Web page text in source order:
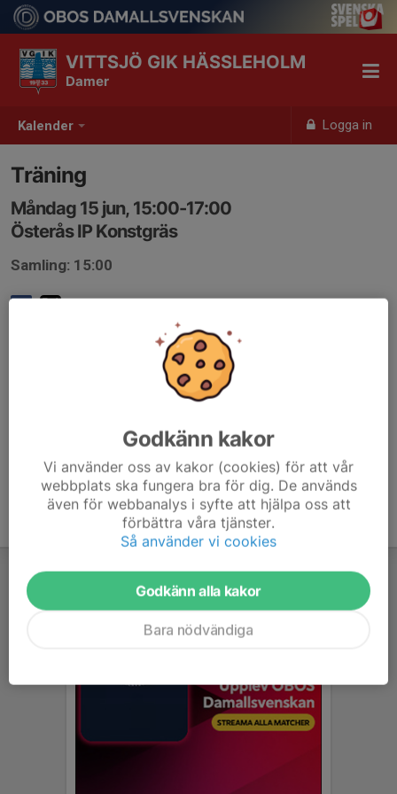
Kalender Logga in
VITTSJÖ GIK HÄSSLEHOLM
Damer
Träning
Måndag 15 jun, 15:00-17:00
Österås IP Konstgräs
Samling: 15:00
Godkänn kakor
Vi använder oss av kakor (cookies) för att vår
webbplats ska fungera bra för dig. De används
även för webbanalys i syfte att hjälpa oss att
förbättra våra tjänster.
Så använder vi cookies
Godkänn alla kakor
Bara nödvändiga